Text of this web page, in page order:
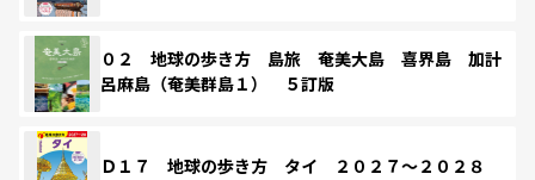
０２ 地球の歩き方 島旅 奄美大島 喜界島 加計
呂麻島（奄美群島１） ５訂版
Ｄ１７ 地球の歩き方 タイ ２０２７～２０２８